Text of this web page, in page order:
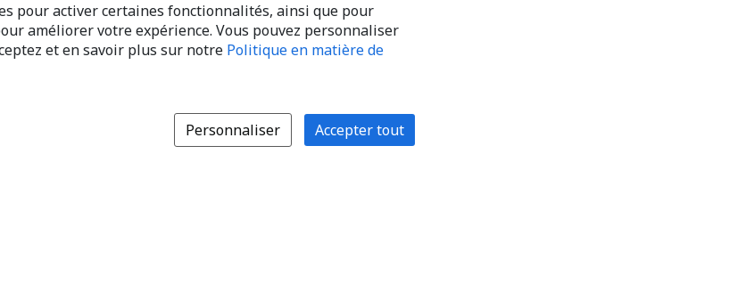
pour activer certaines fonctionnalités, ainsi que pour
améliorer votre expérience. Vous pouvez personnaliser
et en savoir plus sur notre Politique en matière de
Personnaliser Accepter tout